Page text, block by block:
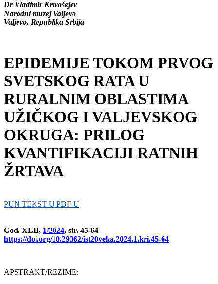
Dr Vladimir Krivošejev
Narodni muzej Valjevo
Valjevo, Republika Srbija
EPIDEMIJE TOKOM PRVOG
SVETSKOG RATA U
RURALNIM OBLASTIMA
UŽIČKOG I VALJEVSKOG
OKRUGA: PRILOG
KVANTIFIKACIJI RATNIH
ŽRTAVA
PUN TEKST U PDF-U
God. XLII, 1/2024, str. 45-64
https://doi.org/10.29362/ist20veka.2024.1.kri.45-64
APSTRAKT/REZIME: